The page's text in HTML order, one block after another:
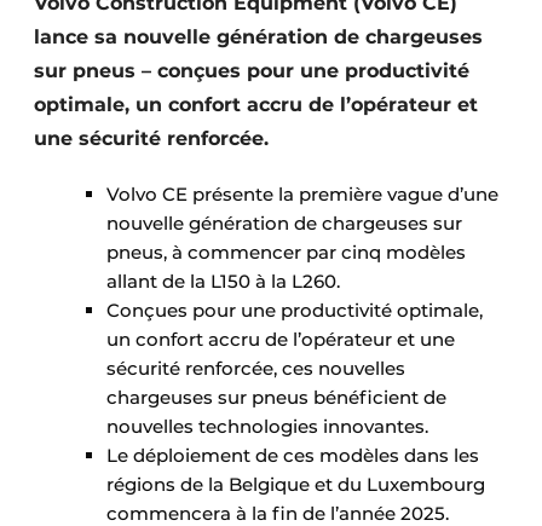
Construction bois
Contrôle d’accès
Fondations
Façades
Géotextiles
Infrastructures souterraines et égouttage
Protection solaire
Rénovation
lance sa nouvelle génération de chargeuses
sur pneus – conçues pour une productivité
optimale, un confort accru de l’opérateur et
une sécurité renforcée.
Volvo CE présente la première vague d’une
nouvelle génération de chargeuses sur
pneus, à commencer par cinq modèles
allant de la L150 à la L260.
Conçues pour une productivité optimale,
un confort accru de l’opérateur et une
sécurité renforcée, ces nouvelles
chargeuses sur pneus bénéficient de
nouvelles technologies innovantes.
Le déploiement de ces modèles dans les
régions de la Belgique et du Luxembourg
commencera à la fin de l’année 2025.